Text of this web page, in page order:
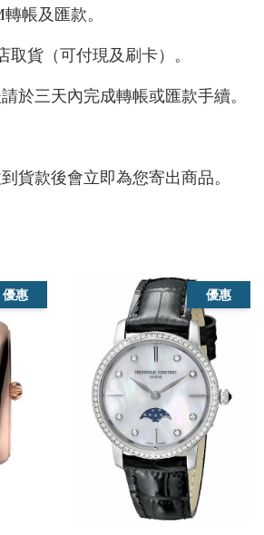
帳及匯款。
可付現及刷卡）。
於三天內完成轉帳或匯款手續。
貨款後會立即為您寄出商品。
優惠 優惠